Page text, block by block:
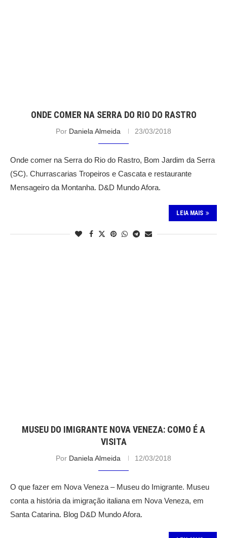
ONDE COMER NA SERRA DO RIO DO RASTRO
Por Daniela Almeida 23/03/2018
Onde comer na Serra do Rio do Rastro, Bom Jardim da Serra
(SC). Churrascarias Tropeiros e Cascata e restaurante
Mensageiro da Montanha. D&D Mundo Afora.
LEIA MAIS
MUSEU DO IMIGRANTE NOVA VENEZA: COMO É A
VISITA
Por Daniela Almeida 12/03/2018
O que fazer em Nova Veneza – Museu do Imigrante. Museu
conta a história da imigração italiana em Nova Veneza, em
Santa Catarina. Blog D&D Mundo Afora.